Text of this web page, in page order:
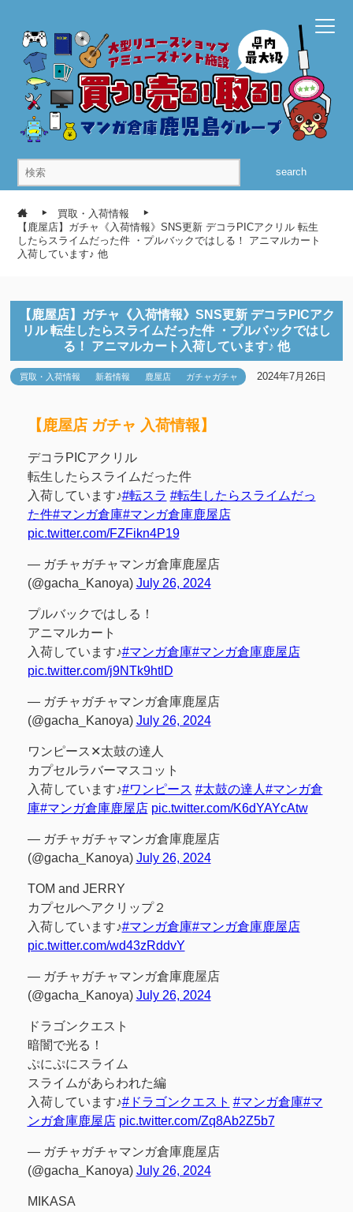
search
買取・入荷情報
【鹿屋店】ガチャ《入荷情報》SNS更新 デコラPICアクリル 転生
したらスライムだった件 ・プルバックではしる！ アニマルカート
入荷しています♪ 他
【鹿屋店】ガチャ《入荷情報》SNS更新 デコラPICアク
リル 転生したらスライムだった件 ・プルバックではし
る！ アニマルカート入荷しています♪ 他
買取・入荷情報 新着情報 鹿屋店 ガチャガチャ 2024年7月26日
【鹿屋店 ガチャ 入荷情報】
デコラPICアクリル
転生したらスライムだった件
入荷しています♪#転スラ #転生したらスライムだっ
た件#マンガ倉庫#マンガ倉庫鹿屋店
pic.twitter.com/FZFikn4P19
— ガチャガチャマンガ倉庫鹿屋店
(@gacha_Kanoya) July 26, 2024
プルバックではしる！
アニマルカート
入荷しています♪#マンガ倉庫#マンガ倉庫鹿屋店
pic.twitter.com/j9NTk9htlD
— ガチャガチャマンガ倉庫鹿屋店
(@gacha_Kanoya) July 26, 2024
ワンピース✕太鼓の達人
カプセルラバーマスコット
入荷しています♪#ワンピース #太鼓の達人 #マンガ倉
庫#マンガ倉庫鹿屋店 pic.twitter.com/K6dYAYcAtw
— ガチャガチャマンガ倉庫鹿屋店
(@gacha_Kanoya) July 26, 2024
TOM and JERRY
カプセルヘアクリップ２
入荷しています♪#マンガ倉庫#マンガ倉庫鹿屋店
pic.twitter.com/wd43zRddvY
— ガチャガチャマンガ倉庫鹿屋店
(@gacha_Kanoya) July 26, 2024
ドラゴンクエスト
暗闇で光る！
ぷにぷにスライム
スライムがあらわれた編
入荷しています♪#ドラゴンクエスト #マンガ倉庫#マ
ンガ倉庫鹿屋店 pic.twitter.com/Zq8Ab2Z5b7
— ガチャガチャマンガ倉庫鹿屋店
(@gacha_Kanoya) July 26, 2024
MIKASA